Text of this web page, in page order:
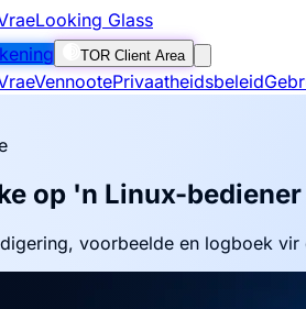
Looking Glass
TOR Client Area
VennootePrivaatheidsbeleid
op 'n Linux-
voorbeelde en logboek vir